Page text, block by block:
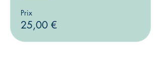
Prix
25,00 €